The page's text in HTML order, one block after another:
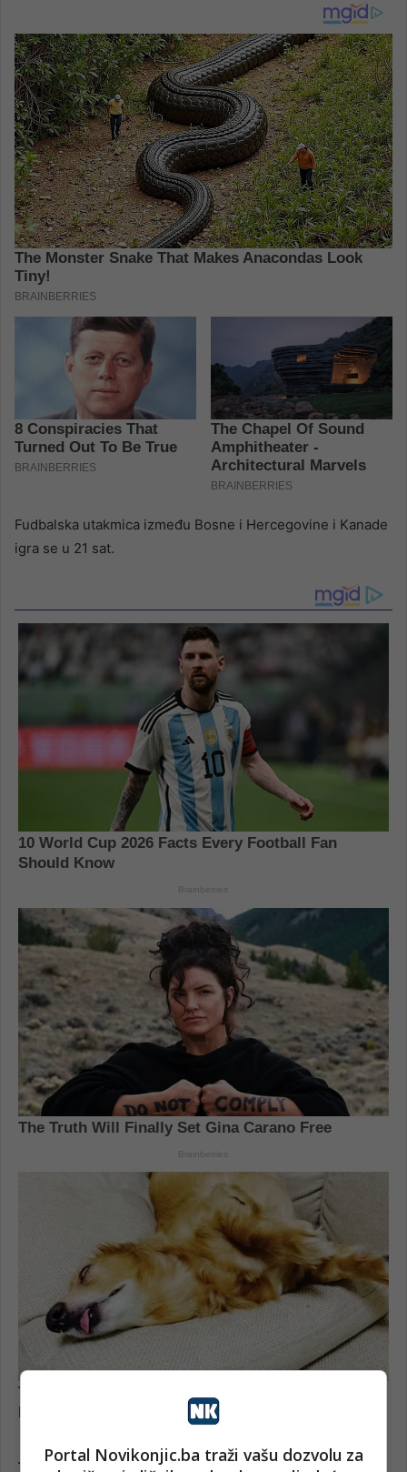
Fudbalska utakmica između Bosne i Hercegovine i Kanade
igra se u 21 sat.
Portal Novikonjic.ba traži vašu dozvolu za